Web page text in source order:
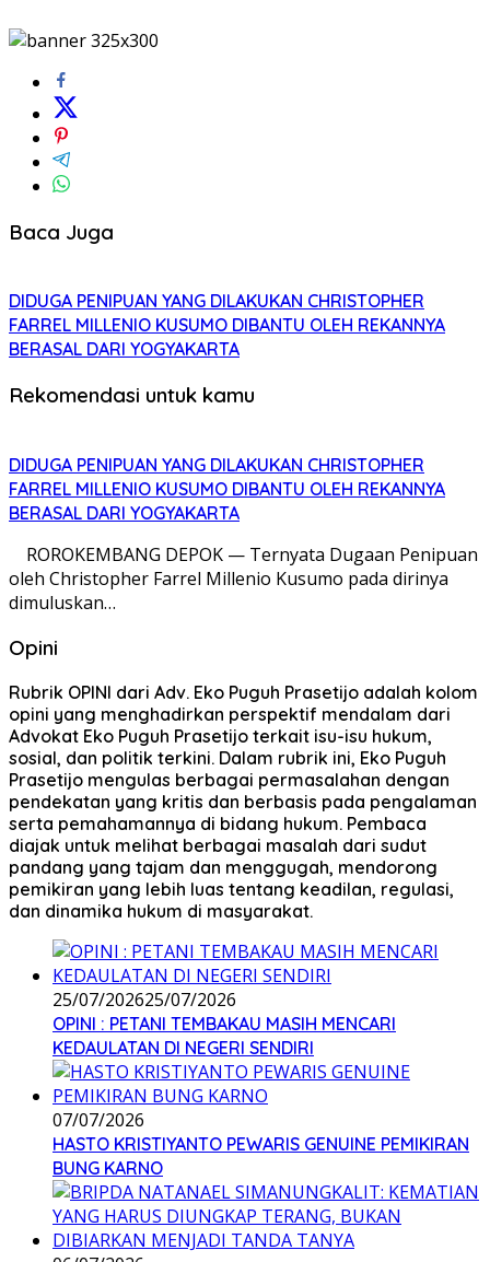
Baca Juga
DIDUGA PENIPUAN YANG DILAKUKAN CHRISTOPHER
FARREL MILLENIO KUSUMO DIBANTU OLEH REKANNYA
BERASAL DARI YOGYAKARTA
Rekomendasi untuk kamu
DIDUGA PENIPUAN YANG DILAKUKAN CHRISTOPHER
FARREL MILLENIO KUSUMO DIBANTU OLEH REKANNYA
BERASAL DARI YOGYAKARTA
ROROKEMBANG DEPOK — Ternyata Dugaan Penipuan
oleh Christopher Farrel Millenio Kusumo pada dirinya
dimuluskan…
Opini
Rubrik OPINI dari Adv. Eko Puguh Prasetijo adalah kolom
opini yang menghadirkan perspektif mendalam dari
Advokat Eko Puguh Prasetijo terkait isu-isu hukum,
sosial, dan politik terkini. Dalam rubrik ini, Eko Puguh
Prasetijo mengulas berbagai permasalahan dengan
pendekatan yang kritis dan berbasis pada pengalaman
serta pemahamannya di bidang hukum. Pembaca
diajak untuk melihat berbagai masalah dari sudut
pandang yang tajam dan menggugah, mendorong
pemikiran yang lebih luas tentang keadilan, regulasi,
dan dinamika hukum di masyarakat.
25/07/202625/07/2026
OPINI : PETANI TEMBAKAU MASIH MENCARI
KEDAULATAN DI NEGERI SENDIRI
07/07/2026
HASTO KRISTIYANTO PEWARIS GENUINE PEMIKIRAN
BUNG KARNO